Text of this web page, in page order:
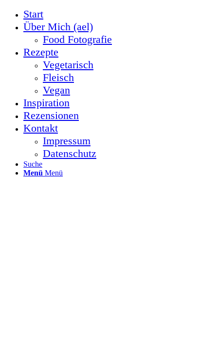
Start
Über Mich (ael)
Food Fotografie
Rezepte
Vegetarisch
Fleisch
Vegan
Inspiration
Rezensionen
Kontakt
Impressum
Datenschutz
Suche
Menü Menü